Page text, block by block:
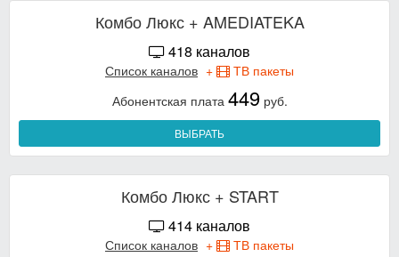
Комбо Люкс + AMEDIATEKA
418 каналов
Список каналов +
ТВ пакеты
Абонентская плата 449руб.
ВЫБРАТЬ
Комбо Люкс + START
414 каналов
Список каналов +
ТВ пакеты